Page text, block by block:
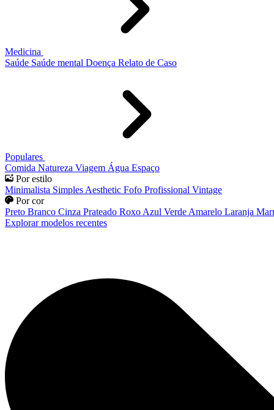
Medicina
Saúde Saúde mental Doença Relato de Caso
Populares
Comida Natureza Viagem Água Espaço
Por estilo
Minimalista Simples Aesthetic Fofo Profissional Vintage
Por cor
Preto Branco Cinza Prateado Roxo Azul Verde Amarelo Laranja
Explorar modelos recentes